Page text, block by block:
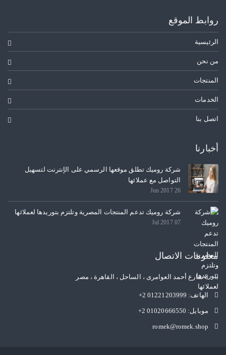
روابط الموقع
الرئيسية
من نحن
المنتجات
الخدمات
اتصل بنا
أخبارنا
شركة روميك تطلق موقعها الرسمي على الإنترنت لتسهيل
التواصل مع عملائها
26 Jun 2017
شركة روميك تدعم المنتجات المصرية وتلتزم بتوريدها لعملائها
07 Jul 2017
معلومات الاتصال
8 شارع أحمد العوامرى ، الساحل ، القاهرة ، مصر
الهاتف: +2 01221203999
موبايل: +2 01020666550
romek@romek.shop